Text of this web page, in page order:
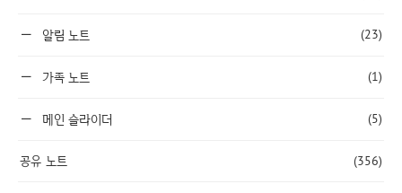
알림 노트 (23)
가족 노트 (1)
메인 슬라이더 (5)
공유 노트 (356)